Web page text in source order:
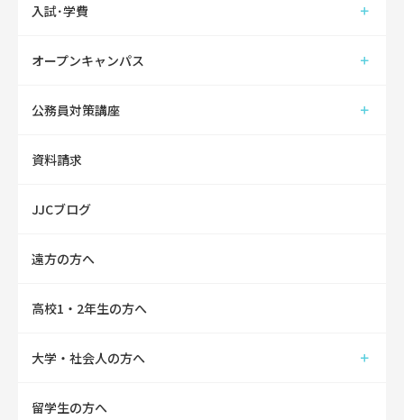
入試･学費
オープンキャンパス
公務員対策講座
資料請求
JJCブログ
遠方の方へ
高校1・2年生の方へ
大学・社会人の方へ
留学生の方へ